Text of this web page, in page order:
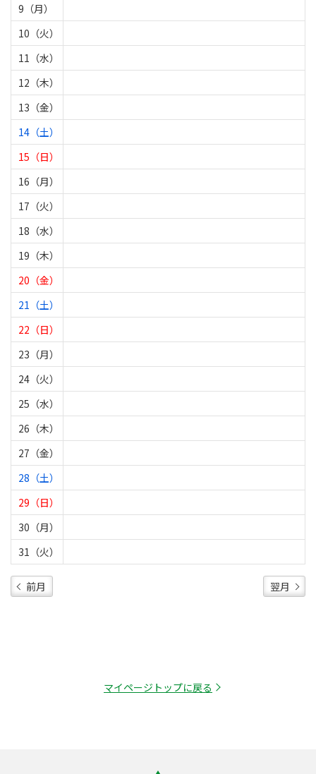
9（月）
10（火）
11（水）
12（木）
13（金）
14（土）
15（日）
16（月）
17（火）
18（水）
19（木）
20（金）
21（土）
22（日）
23（月）
24（火）
25（水）
26（木）
27（金）
28（土）
29（日）
30（月）
31（火）
前月 翌月
マイページトップに戻る